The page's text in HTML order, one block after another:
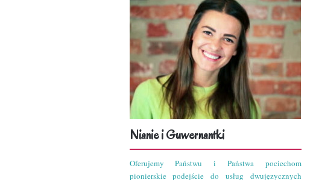
Nianie i Guwernantki
Oferujemy Państwu i Państwa pociechom
pionierskie podejście do usług dwujęzycznych